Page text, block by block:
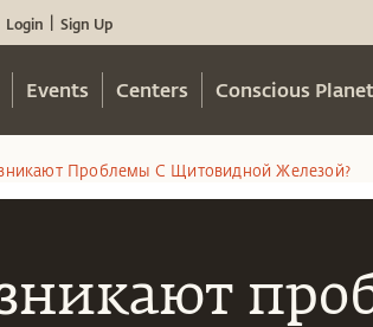
Login Sign Up
Events Centers Conscious Planet
Проблемы С Щитовидной Железой?